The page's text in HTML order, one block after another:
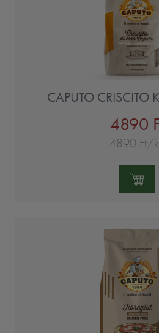
CAPUTO CRISCITO
4890
4890 Ft/
Mennyiség: